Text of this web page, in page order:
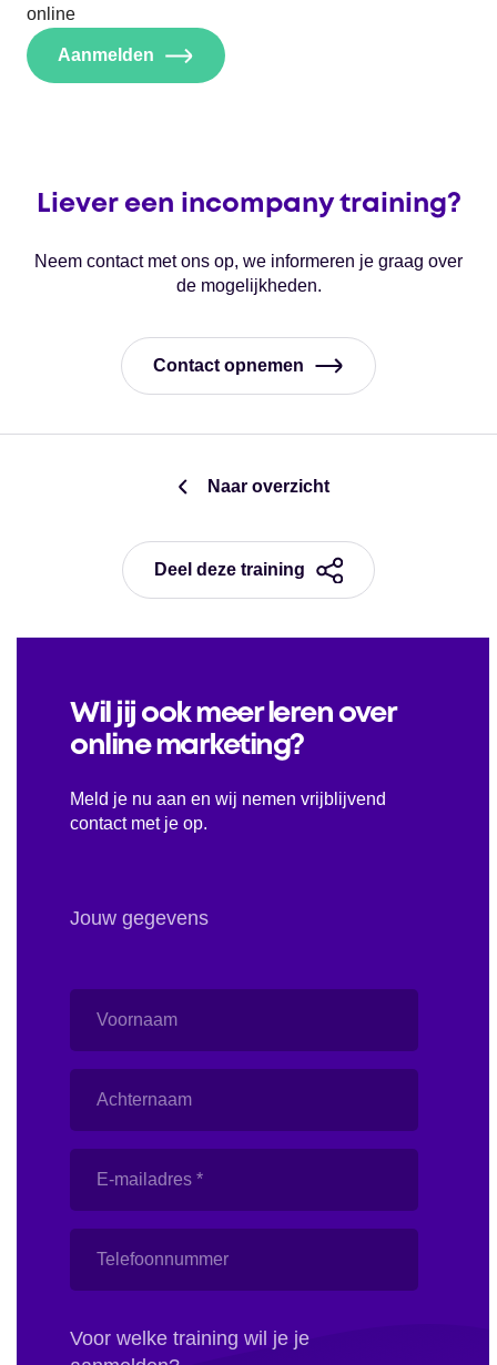
online
Aanmelden
Liever een incompany training?
Neem contact met ons op, we informeren je graag over
de mogelijkheden.
Contact opnemen
Naar overzicht
Deel deze training
Wil jij ook meer leren over
online marketing?
Meld je nu aan en wij nemen vrijblijvend
contact met je op.
Jouw gegevens
mailadres
Voor welke training wil je je